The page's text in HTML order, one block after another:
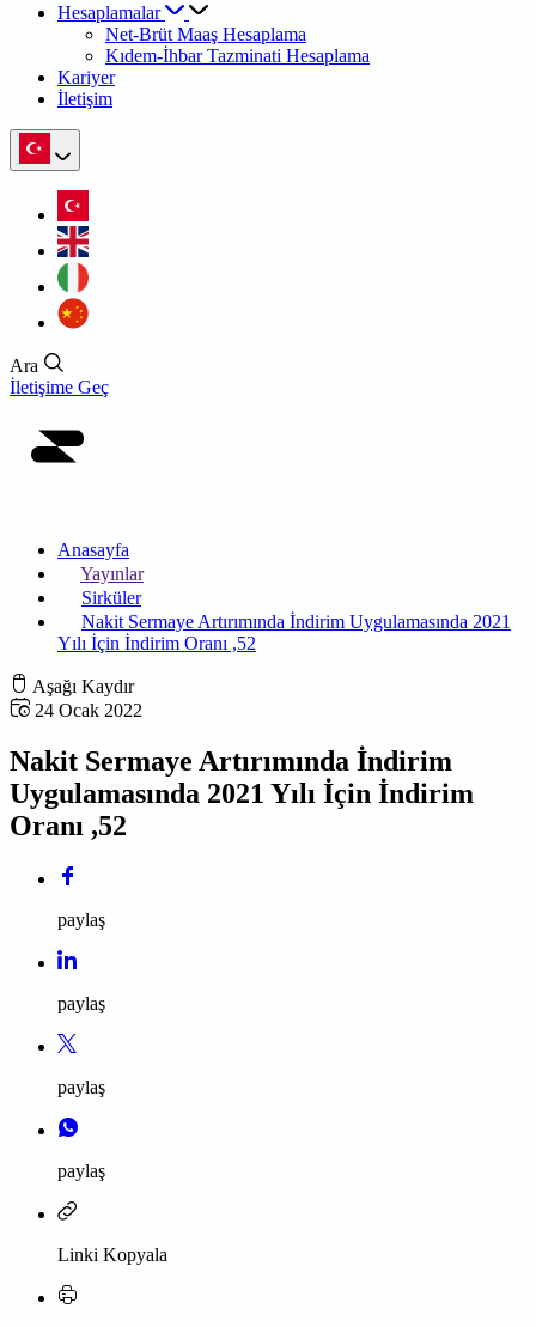
Hesaplamalar
Net-Brüt Maaş Hesaplama
Kıdem-İhbar Tazminati Hesaplama
Kariyer
İletişim
Ara
İletişime Geç
Anasayfa
Yayınlar
Sirküler
Nakit Sermaye Artırımında İndirim Uygulamasında 2021
Yılı İçin İndirim Oranı ,52
Aşağı Kaydır
24 Ocak 2022
Nakit Sermaye Artırımında İndirim
Uygulamasında 2021 Yılı İçin İndirim
Oranı ,52
paylaş
paylaş
paylaş
paylaş
Linki Kopyala